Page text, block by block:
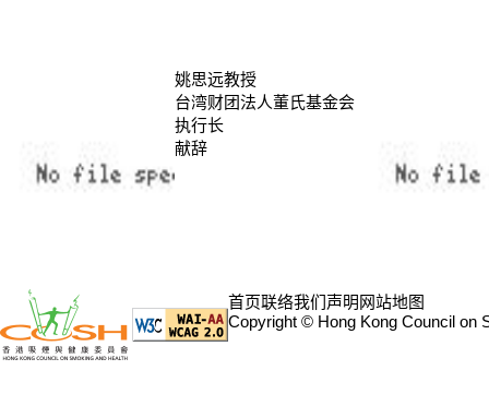
姚思远教授
台湾财团法人董氏基金会
执行长
献辞
首页联络我们声明 网站地图
Copyright © Hong Kong Council on